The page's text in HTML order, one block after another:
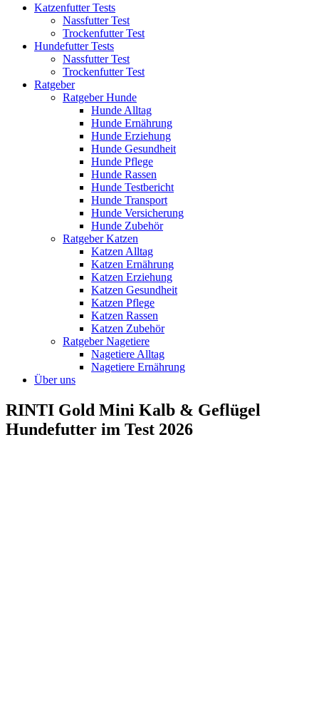
Katzenfutter Tests
Nassfutter Test
Trockenfutter Test
Hundefutter Tests
Nassfutter Test
Trockenfutter Test
Ratgeber
Ratgeber Hunde
Hunde Alltag
Hunde Ernährung
Hunde Erziehung
Hunde Gesundheit
Hunde Pflege
Hunde Rassen
Hunde Testbericht
Hunde Transport
Hunde Versicherung
Hunde Zubehör
Ratgeber Katzen
Katzen Alltag
Katzen Ernährung
Katzen Erziehung
Katzen Gesundheit
Katzen Pflege
Katzen Rassen
Katzen Zubehör
Ratgeber Nagetiere
Nagetiere Alltag
Nagetiere Ernährung
Über uns
RINTI Gold Mini Kalb & Geflügel
Hundefutter im Test 2026